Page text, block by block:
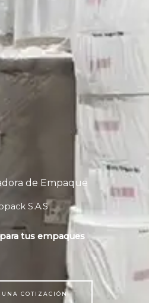
de Empaque
S.A.S
tus empaques
UNA COTIZACIÓN